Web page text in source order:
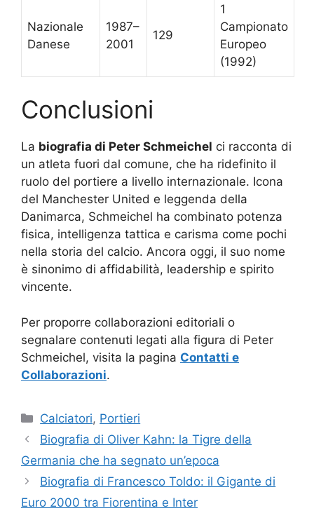
Nazionale
Danese
1987–
2001
129
1
Campionato
Europeo
(1992)
Conclusioni
La biografia di Peter Schmeichel ci racconta di
un atleta fuori dal comune, che ha ridefinito il
ruolo del portiere a livello internazionale. Icona
del Manchester United e leggenda della
Danimarca, Schmeichel ha combinato potenza
fisica, intelligenza tattica e carisma come pochi
nella storia del calcio. Ancora oggi, il suo nome
è sinonimo di affidabilità, leadership e spirito
vincente.
Per proporre collaborazioni editoriali o
segnalare contenuti legati alla figura di Peter
Schmeichel, visita la pagina Contatti e
Collaborazioni.
Categorie
Calciatori, Portieri
Biografia di Oliver Kahn: la Tigre della
Germania che ha segnato un’epoca
Biografia di Francesco Toldo: il Gigante di
Euro 2000 tra Fiorentina e Inter